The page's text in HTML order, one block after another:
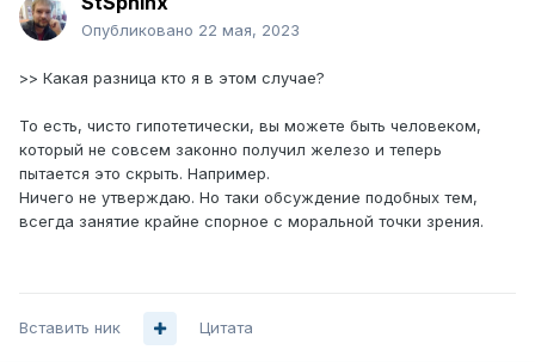
Опубликовано 22 мая, 2023
>> Какая разница кто я в этом случае?
То есть, чисто гипотетически, вы можете быть человеком,
который не совсем законно получил железо и теперь
пытается это скрыть. Например.
Ничего не утверждаю. Но таки обсуждение подобных тем,
всегда занятие крайне спорное с моральной точки зрения.
Вставить ник Цитата